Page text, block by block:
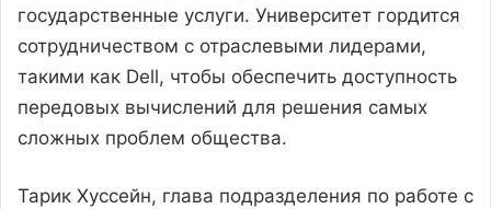
государственные услуги. Университет гордится
сотрудничеством с отраслевыми лидерами,
такими как Dell, чтобы обеспечить доступность
передовых вычислений для решения самых
сложных проблем общества.
Тарик Хуссейн, глава подразделения по работе с